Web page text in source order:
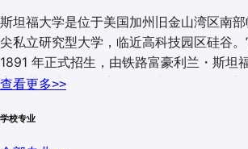
斯坦福大学是位于美国加州旧金山湾区南
尖私立研究型大学，临近高科技园区硅谷
1891 年正式招生，由铁路富豪利兰・斯坦
寒去世的儿子而创立。学校占地约 33 平方
表现卓越，培养出众多杰出人才，在
学综合排名中名列第四名。其负责运行管理
查看更多>>
学校专业